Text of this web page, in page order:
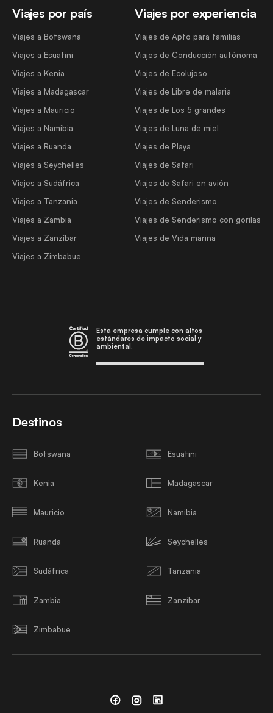
Viajes por país
Viajes a Botswana
Viajes a Esuatini
Viajes a Kenia
Viajes a Madagascar
Viajes a Mauricio
Viajes a Namibia
Viajes a Ruanda
Viajes a Seychelles
Viajes a Sudáfrica
Viajes a Tanzania
Viajes a Zambia
Viajes a Zanzíbar
Viajes a Zimbabue
Viajes por experiencia
Viajes de Apto para familias
Viajes de Conducción autónoma
Viajes de Ecolujoso
Viajes de Libre de malaria
Viajes de Los 5 grandes
Viajes de Luna de miel
Viajes de Playa
Viajes de Safari
Viajes de Safari en avión
Viajes de Senderismo
Viajes de Senderismo con gorilas
Viajes de Vida marina
Esta empresa cumple con altos
estándares de impacto social y
ambiental.
Destinos
Botswana Esuatini
Kenia Madagascar
Mauricio Namibia
Ruanda Seychelles
Sudáfrica Tanzania
Zambia Zanzíbar
Zimbabue
FacebookInstagramLinkedin